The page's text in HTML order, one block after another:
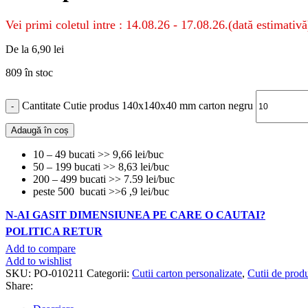
Vei primi coletul intre : 14.08.26 - 17.08.26.(dată
De la 6,90 lei
809 în stoc
Cantitate Cutie produs 140x140x40 mm carton negru
Adaugă în coș
10 – 49 bucati >> 9,66 lei/buc
50 – 199 bucati >> 8,63 lei/buc
200 – 499 bucati >> 7.59 lei/buc
peste 500 bucati >>6 ,9 lei/buc
N-AI GASIT DIMENSIUNEA PE CARE O CAUTAI?
POLITICA RETUR
Add to compare
Add to wishlist
SKU: PO-010211 Categorii: Cutii carton personalizate, Cutii de
Share: